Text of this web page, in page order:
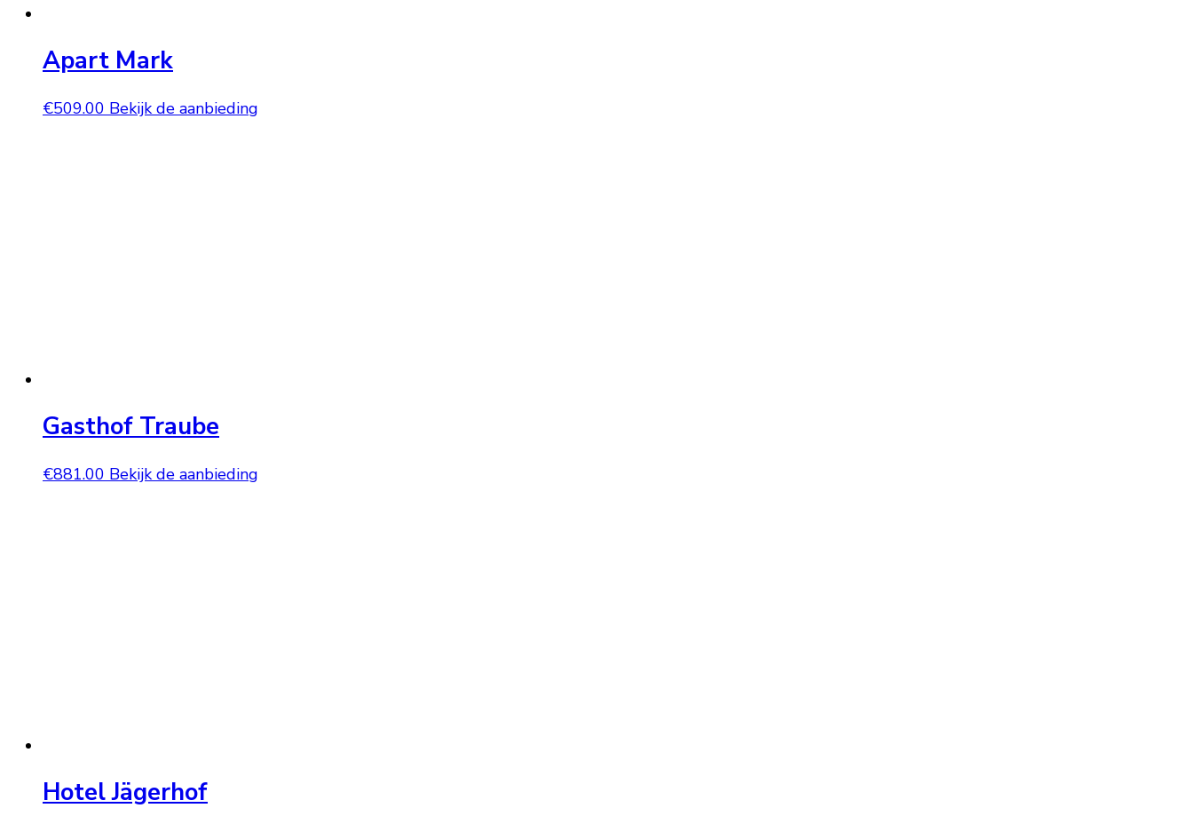
Apart Mark
€509.00 Bekijk de aanbieding
Gasthof Traube
€881.00 Bekijk de aanbieding
Hotel Jägerhof